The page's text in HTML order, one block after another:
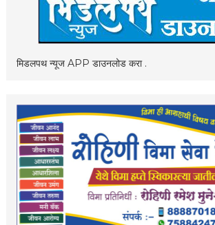
मिडलपथ न्यूज APP डाउनलोड करा .